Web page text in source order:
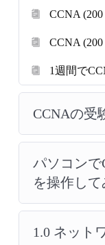
CCNA
CCNA
1週間で
CCNAの受
パソコンで
を操作して
1.0 ネット